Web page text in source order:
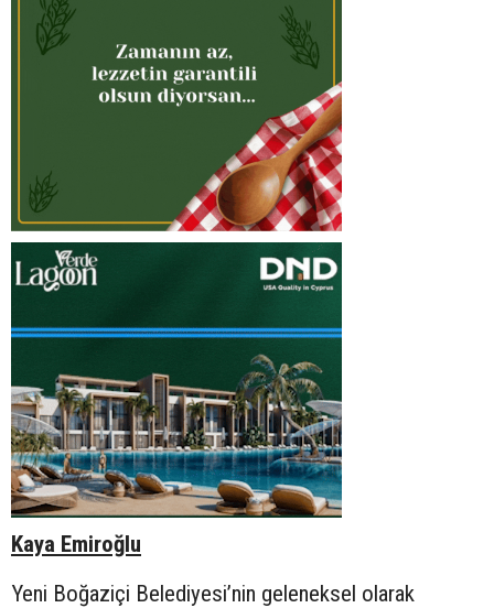
Kaya Emiroğlu
Yeni Boğaziçi Belediyesi’nin geleneksel olarak